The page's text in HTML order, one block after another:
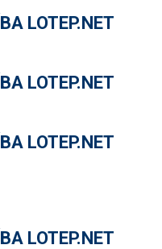
LOTEP.NET
LOTEP.NET
LOTEP.NET
LOTEP.NET